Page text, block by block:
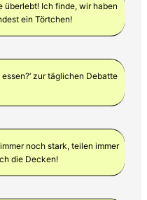
überlebt! Ich finde, wir haben
ein Törtchen!
essen?‘ zur täglichen Debatte
noch stark, teilen immer
die Decken!